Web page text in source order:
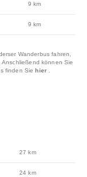
9 km
9 km
Wanderbus fahren,
können Sie
finden Siehier
27 km
24 km